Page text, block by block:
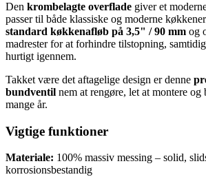
Den krombelagte overflade giver et
passer til både klassiske og moderne
standard køkkenafløb på 3,5" / 90 mm og
madrester for at forhindre tilstopning,
hurtigt igennem.
Takket være det aftagelige design er denne
bundventil nem at rengøre, let at montere
mange år.
Vigtige funktioner
Materiale: 100% massiv messing – solid,
korrosionsbestandig